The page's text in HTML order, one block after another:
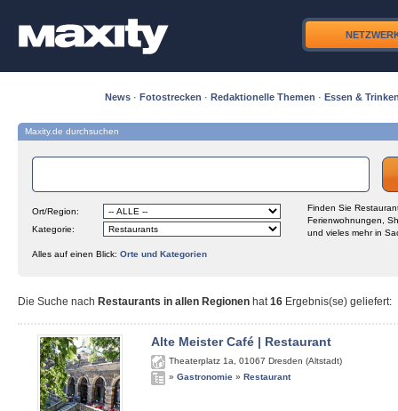
News · Fotostrecken · Redaktionelle Themen · Essen &
Maxity.de durchsuchen
Ort/Region:
Kategorie:
Finden Sie
Ferienwohnungen,
und vieles mehr in
Alles auf einen Blick: Orte und Kategorien
Die Suche nach Restaurants in allen Regionen hat16 Ergebnis(se) geliefert:
Alte Meister Café | Restaurant
Theaterplatz 1a 01067 Dresden (Altstadt)
» Gastronomie » Restaurant